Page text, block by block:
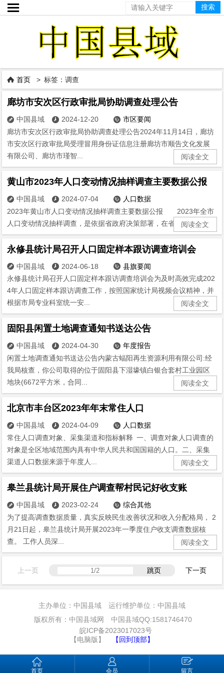

 首页 > 标签：调查
廊坊市安次区行政审批局协助调查处理公告
 中国县域  2024-12-20  市区要闻
廊坊市安次区行政审批局协助调查处理公告2024年11月14日，廊坊
市安次区行政审批局受理冒用身份证信息注册廊坊市顺告文化发展
有限公司、廊坊市瑾智...
阅读全文
黄山市2023年人口变动情况抽样调查主要数据公报
 中国县域  2024-07-04  人口数据
2023年黄山市人口变动情况抽样调查主要数据公报 2023年全市
人口变动情况抽样调查，是依据省政府决策部署，在省统计局指导...
阅读全文
永修县统计局召开人口固定样本跟访调查培训会
 中国县域  2024-06-18  县旗要闻
永修县统计局召开人口固定样本跟访调查培训会为及时高效完成202
4年人口固定样本跟访调查工作，按照国家统计局视频会议精神，并
根据市局专业科室统一安...
阅读全文
固阳县闲置土地调查通知书送达公告
 中国县域  2024-04-30  年度报告
闲置土地调查通知书送达公告内蒙古蝠阳再生资源利用有限公司:经
我局核查，你公司取得的位于固阳县下湿壕镇白银合套村工业园区
地块(6672平方米，合同...
阅读全文
北京市丰台区2023年年末常住人口
 中国县域  2024-04-09  人口数据
常住人口调查对象、采集渠道和指标解释 一、调查对象人口调查的
对象是全区地域范围内具有中华人民共和国国籍的人口。二、采集
渠道人口数据来源于年度人...
阅读全文
皋兰县统计局开展住户调查帮村民记好收支账
 中国县域  2023-02-24  综合其他
为了提高调查数据质量，真实反映民生改善状况和收入分配格局， 2
月21日起，皋兰县统计局开展2023年一季度住户收支调查数据核
查。 工作人员深...
阅读全文
上一页 跳页 下一页
主办单位：中国县域 运行维护单位：中国县域
版权所有：中国县域网 中国县域QQ:1581746470
皖ICP备2023017023号
【电脑版】
【回到顶部】
首页 会员 留言